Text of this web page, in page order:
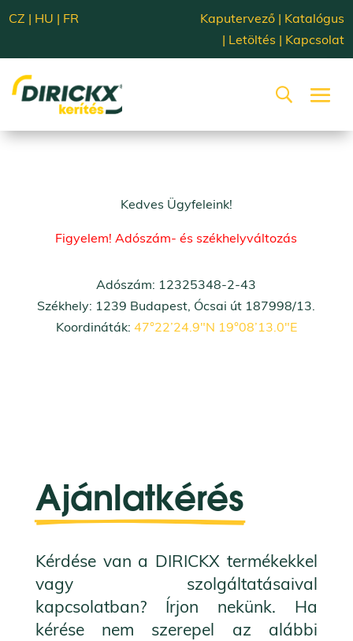
CZ | HU | FR Kaputervező | Katalógus
| Letöltés | Kapcsolat
Kedves Ügyfeleink!
Figyelem! Adószám- és székhelyváltozás
Adószám: 12325348-2-43
Székhely: 1239 Budapest, Ócsai út 187998/13.
Koordináták: 47°22’24.9″N 19°08’13.0″E
Ajánlatkérés
Kérdése van a DIRICKX termékekkel
vagy szolgáltatásaival
kapcsolatban?
Írjon nekünk.
Ha
kérése nem szerepel az alábbi